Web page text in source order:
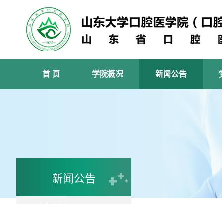
首 页 学院概况 新闻公告
新闻公告